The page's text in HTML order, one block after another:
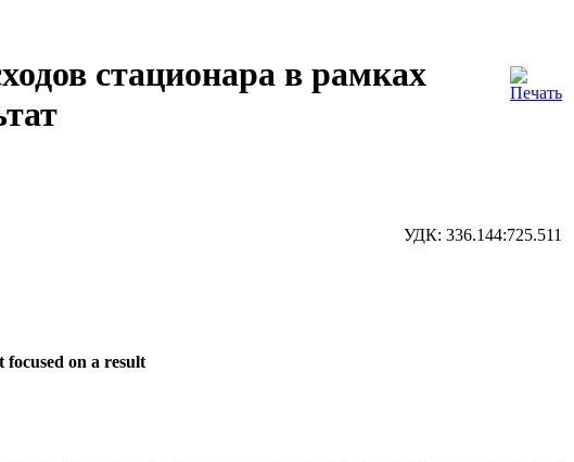
стационара в рамках
УДК: 336.144:725.511
on a result